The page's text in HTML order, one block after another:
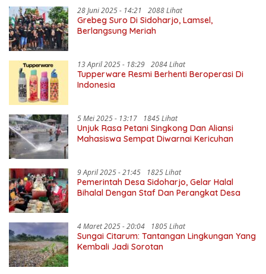
28 Juni 2025 - 14:21 2088 Lihat
Grebeg Suro Di Sidoharjo, Lamsel,
Berlangsung Meriah
13 April 2025 - 18:29 2084 Lihat
Tupperware Resmi Berhenti Beroperasi Di
Indonesia
5 Mei 2025 - 13:17 1845 Lihat
Unjuk Rasa Petani Singkong Dan Aliansi
Mahasiswa Sempat Diwarnai Kericuhan
9 April 2025 - 21:45 1825 Lihat
Pemerintah Desa Sidoharjo, Gelar Halal
Bihalal Dengan Staf Dan Perangkat Desa
4 Maret 2025 - 20:04 1805 Lihat
Sungai Citarum: Tantangan Lingkungan Yang
Kembali Jadi Sorotan